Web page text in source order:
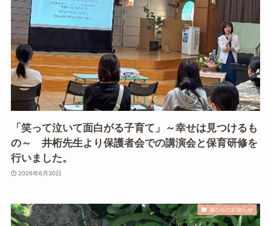
「笑って泣いて面白がる子育て」～幸せは見つけるも
の～ 井桁先生より保護者会での講演会と保育研修を
行いました。
2026年6月30日
園からのお知らせ